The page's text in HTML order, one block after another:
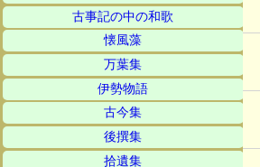
古事記の中の和歌
懐風藻
万葉集
伊勢物語
古今集
後撰集
拾遺集